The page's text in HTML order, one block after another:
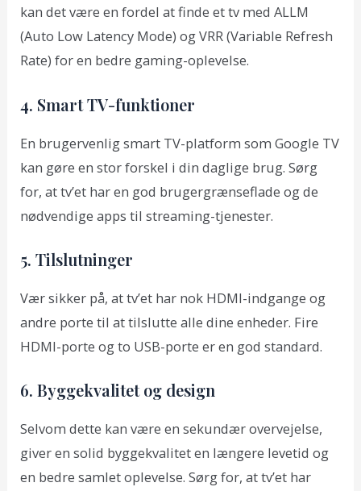
kan det være en fordel at finde et tv med ALLM
(Auto Low Latency Mode) og VRR (Variable Refresh
Rate) for en bedre gaming-oplevelse.
4. Smart TV-funktioner
En brugervenlig smart TV-platform som Google TV
kan gøre en stor forskel i din daglige brug. Sørg
for, at tv’et har en god brugergrænseflade og de
nødvendige apps til streaming-tjenester.
5. Tilslutninger
Vær sikker på, at tv’et har nok HDMI-indgange og
andre porte til at tilslutte alle dine enheder. Fire
HDMI-porte og to USB-porte er en god standard.
6. Byggekvalitet og design
Selvom dette kan være en sekundær overvejelse,
giver en solid byggekvalitet en længere levetid og
en bedre samlet oplevelse. Sørg for, at tv’et har